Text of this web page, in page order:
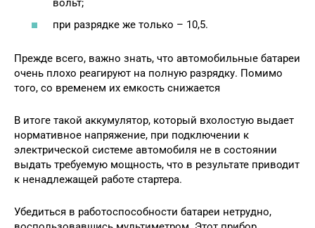
вольт;
при разрядке же только – 10,5.
Прежде всего, важно знать, что автомобильные батареи
очень плохо реагируют на полную разрядку. Помимо
того, со временем их емкость снижается
В итоге такой аккумулятор, который вхолостую выдает
нормативное напряжение, при подключении к
электрической системе автомобиля не в состоянии
выдать требуемую мощность, что в результате приводит
к ненадлежащей работе стартера.
Убедиться в работоспособности батареи нетрудно,